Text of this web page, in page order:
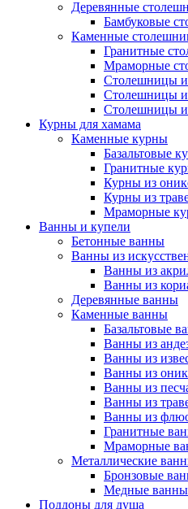
Деревянные
Бамбуковые
Каменные
Гранитные
Мраморные
Столешницы
Столешницы
Столешницы
Курны для хамама
Каменные курны
Базальтовые
Гранитные
Курны из
Курны из
Мраморные
Ванны и купели
Бетонные ванны
Ванны из
Ванны из
Ванны из
Деревянные ванны
Каменные ванны
Базальтовые
Ванны из
Ванны из
Ванны из
Ванны из
Ванны из
Ванны из
Гранитные
Мраморные
Металлические
Бронзовые
Медные ванны
Поддоны для душа